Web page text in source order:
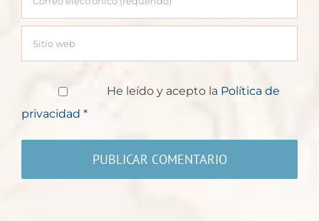
He leído y acepto la Política de
privacidad *